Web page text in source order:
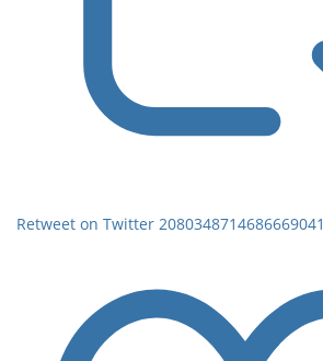
Retweet on Twitter 2080348714686669041